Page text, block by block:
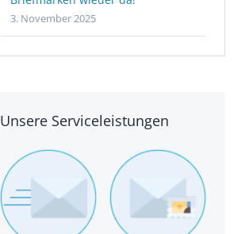
3. November 2025
Unsere Serviceleistungen